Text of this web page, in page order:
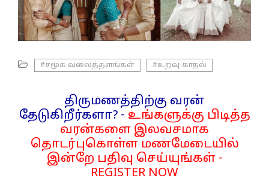
#சமூக வலைத்தளங்கள் #உறவு-காதல்
திருமணத்திற்கு வரன்
தேடுகிறீர்களா? - உங்களுக்கு பிடித்த
வரன்களை இலவசமாக
தொடர்புகொள்ள மணமேடையில்
இன்றே பதிவு செய்யுங்கள் -
REGISTER NOW